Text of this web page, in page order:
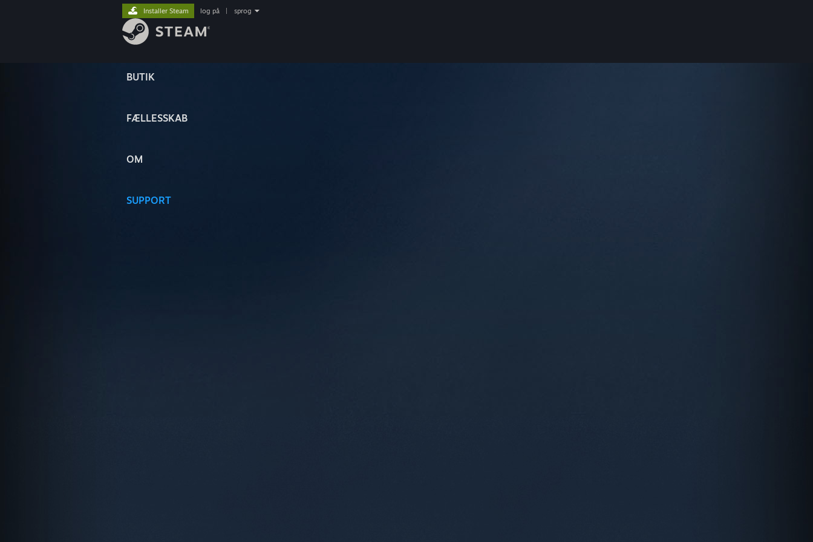
BUTIK
FÆLLESSKAB
OM
SUPPORT
Installer Steam log på sprog